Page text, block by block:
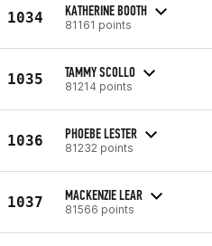
1034 KATHERINE BOOTH
81161 points
1035 TAMMY SCOLLO
81214 points
1036 PHOEBE LESTER
81232 points
1037 MACKENZIE LEAR
81566 points